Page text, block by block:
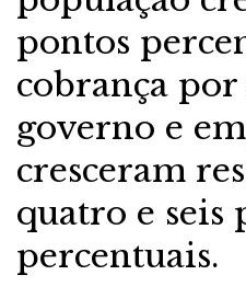
pontos
cobrança por
governo e
cresceram
quatro e seis
percentuais.